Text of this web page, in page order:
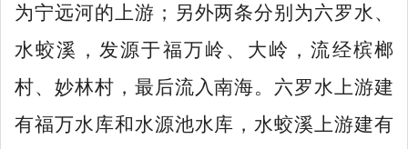
为宁远河的上游；另外两条分别为六罗水、
水蛟溪，发源于福万岭、大岭，流经槟榔
村、妙林村，最后流入南海。六罗水上游建
有福万水库和水源池水库，水蛟溪上游建有